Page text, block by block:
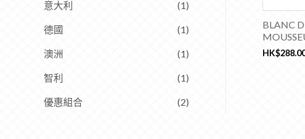
意大利 (1)
德國 (1)
澳洲 (1)
智利 (1)
優惠組合 (2)
BLANC
HK$